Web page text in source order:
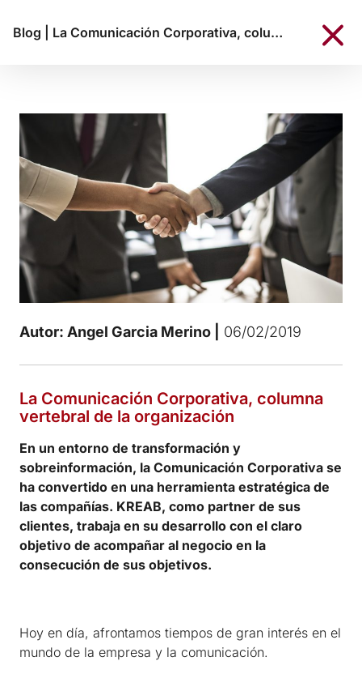
Blog La Comunicación Corporativa, columna vertebral de la organización
Autor: Angel Garcia Merino | 06/02/2019
La Comunicación Corporativa, columna
vertebral de la organización
En un entorno de transformación y
sobreinformación, la Comunicación Corporativa se
ha convertido en una herramienta estratégica de
las compañías. KREAB, como partner de sus
clientes, trabaja en su desarrollo con el claro
objetivo de acompañar al negocio en la
consecución de sus objetivos.
Hoy en día, afrontamos tiempos de gran interés en el
mundo de la empresa y la comunicación.